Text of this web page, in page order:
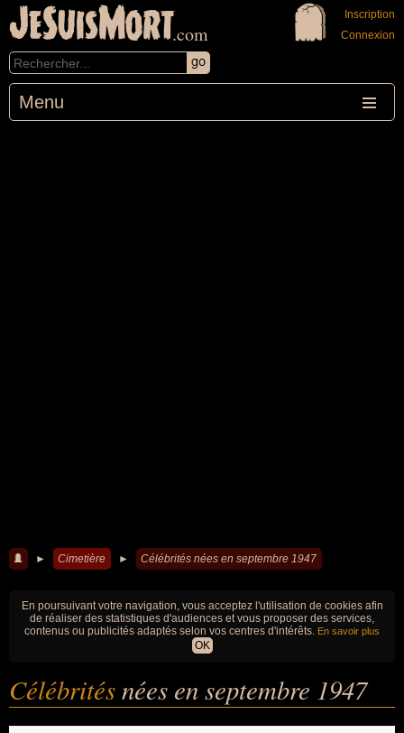
JeSuisMort.com
Menu
Inscription
Connexion
► Cimetière ► Célébrités nées en septembre 1947
En poursuivant votre navigation, vous acceptez l'utilisation de cookies afin
de réaliser des statistiques d'audiences et vous proposer des services,
contenus ou publicités adaptés selon vos centres d'intérêts. En savoir plus
OK
Célébritésnées en septembre 1947